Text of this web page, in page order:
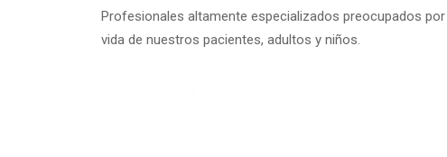
Profesionales altamente especializados preocupados
vida de nuestros pacientes, adultos y niños.